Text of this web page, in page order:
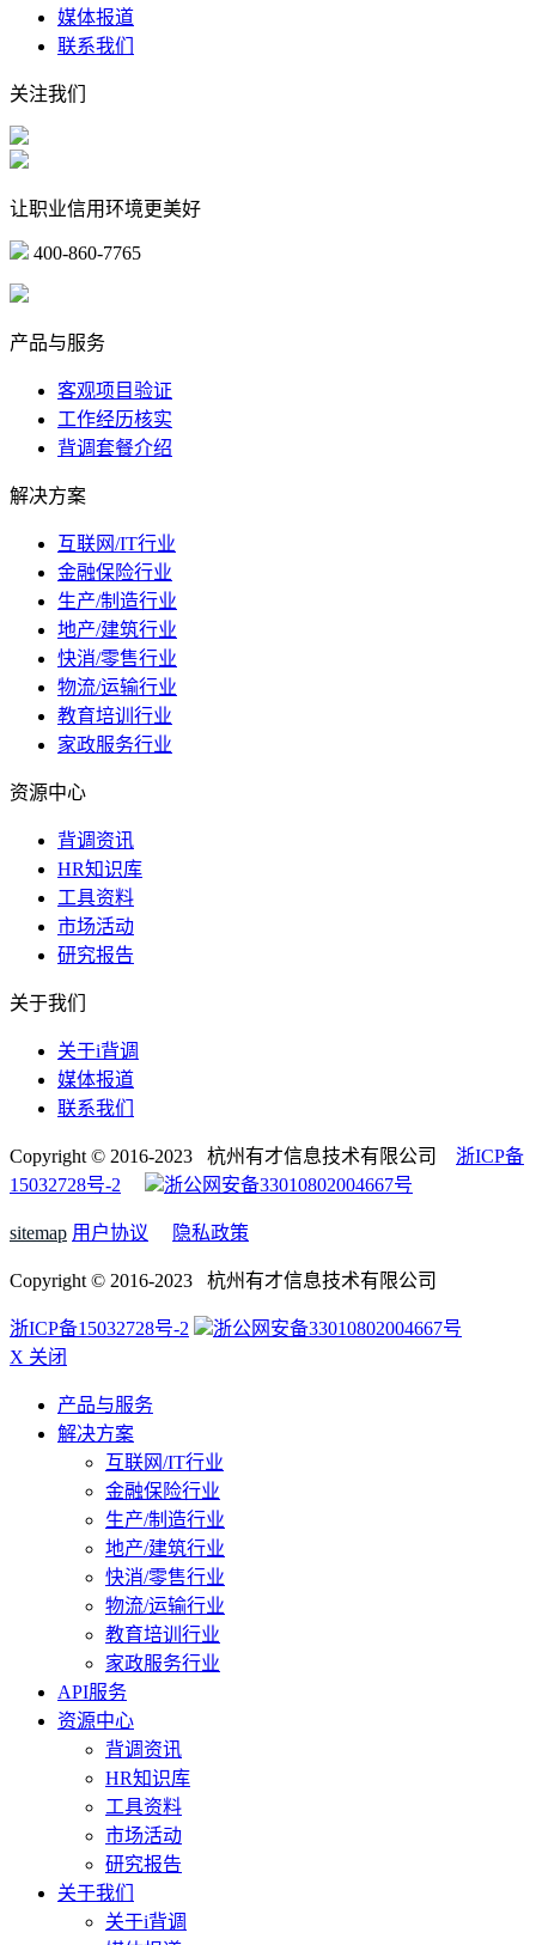
媒体报道
联系我们
关注我们
让职业信用环境更美好
400-860-7765
产品与服务
客观项目验证
工作经历核实
背调套餐介绍
解决方案
互联网/IT行业
金融保险行业
生产/制造行业
地产/建筑行业
快消/零售行业
物流/运输行业
教育培训行业
家政服务行业
资源中心
背调资讯
HR知识库
工具资料
市场活动
研究报告
关于我们
关于i背调
媒体报道
联系我们
Copyright © 2016-2023 杭州有才信息技术有限公司 浙ICP备
15032728号-2
浙公网安备33010802004667号
sitemap 用户协议 隐私政策
Copyright © 2016-2023 杭州有才信息技术有限公司
浙ICP备15032728号-2
浙公网安备33010802004667号
X 关闭
产品与服务
解决方案
互联网/IT行业
金融保险行业
生产/制造行业
地产/建筑行业
快消/零售行业
物流/运输行业
教育培训行业
家政服务行业
API服务
资源中心
背调资讯
HR知识库
工具资料
市场活动
研究报告
关于我们
关于i背调